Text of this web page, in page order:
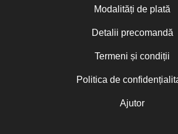
Modalități de plată
Detalii precomandă
Termeni și condiții
Politica de
Ajutor